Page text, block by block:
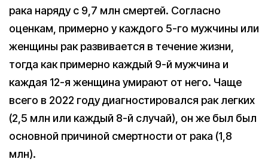
рака наряду с 9,7 млн смертей. Согласно
оценкам, примерно у каждого 5-го мужчины или
женщины рак развивается в течение жизни,
тогда как примерно каждый 9-й мужчина и
каждая 12-я женщина умирают от него. Чаще
всего в 2022 году диагностировался рак легких
(2,5 млн или каждый 8-й случай), он же был был
основной причиной смертности от рака (1,8
млн).